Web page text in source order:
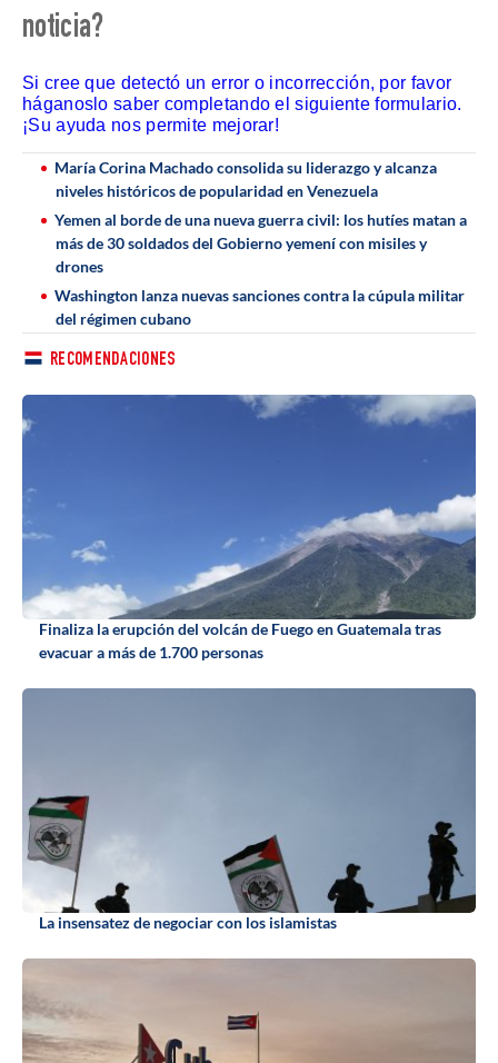
noticia?
Si cree que detectó un error o incorrección, por favor
háganoslo saber completando el siguiente formulario.
¡Su ayuda nos permite mejorar!
María Corina Machado consolida su liderazgo y alcanza
niveles históricos de popularidad en Venezuela
Yemen al borde de una nueva guerra civil: los hutíes matan a
más de 30 soldados del Gobierno yemení con misiles y
drones
Washington lanza nuevas sanciones contra la cúpula militar
del régimen cubano
RECOMENDACIONES
Finaliza la erupción del volcán de Fuego en Guatemala tras
evacuar a más de 1.700 personas
La insensatez de negociar con los islamistas